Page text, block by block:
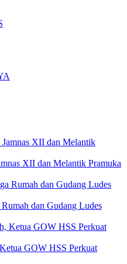
XII dan Melantik Pramuka
dan Gudang Ludes
GOW HSS Perkuat